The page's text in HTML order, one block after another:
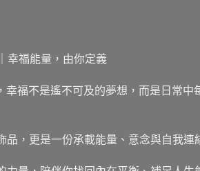
幸福能量，由你定義
幸福不是遙不可及的夢想，而是日常中
品，更是一份承載能量、意念與自我連